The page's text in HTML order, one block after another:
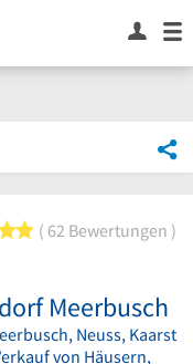
5 von 5 Sternen
62 Bewertungen
Meerbusch
Neuss, Kaarst
von Häusern,